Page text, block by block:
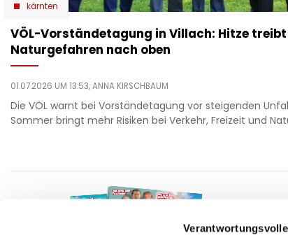
kärnten
VÖL-Vorständetagung in Villach: Hitze
Naturgefahren nach oben
01.07.2026 UM 13:53,ANNA KIRSCHBAUM
Die VÖL warnt bei Vorständetagung vor steigenden
Sommer bringt mehr Risiken bei Verkehr, Freizeit und